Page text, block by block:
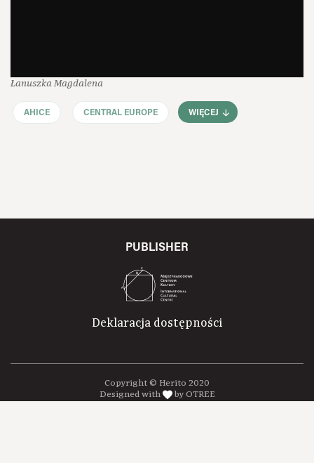
Łanuszka Magdalena
AHICE CENTRAL EUROPE WIĘCEJ
PUBLISHER
Deklaracja dostępności
Copyright © Herito 2020
Designed with
by OTREE